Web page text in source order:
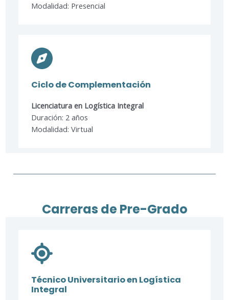
Modalidad: Presencial
Ciclo de Complementación
Licenciatura en Logística Integral​
Duración: 2 años
Modalidad: Virtual
Carreras de Pre-Grado
Técnico Universitario en Logística
Integral​